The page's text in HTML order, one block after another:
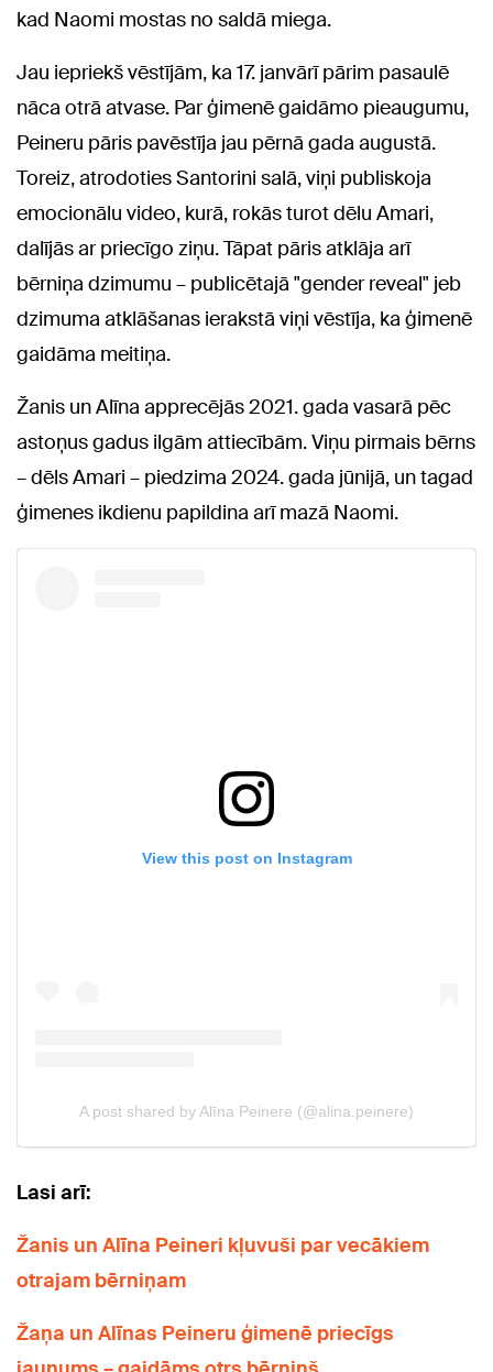
kad Naomi mostas no saldā miega.
Jau iepriekš vēstījām, ka 17. janvārī pārim pasaulē
nāca otrā atvase. Par ģimenē gaidāmo pieaugumu,
Peineru pāris pavēstīja jau pērnā gada augustā.
Toreiz, atrodoties Santorini salā, viņi publiskoja
emocionālu video, kurā, rokās turot dēlu Amari,
dalījās ar priecīgo ziņu. Tāpat pāris atklāja arī
bērniņa dzimumu – publicētajā "gender reveal" jeb
dzimuma atklāšanas ierakstā viņi vēstīja, ka ģimenē
gaidāma meitiņa.
Žanis un Alīna apprecējās 2021. gada vasarā pēc
astoņus gadus ilgām attiecībām. Viņu pirmais bērns
– dēls Amari – piedzima 2024. gada jūnijā, un tagad
ģimenes ikdienu papildina arī mazā Naomi.
Lasi arī:
Žanis un Alīna Peineri kļuvuši par vecākiem
otrajam bērniņam
Žaņa un Alīnas Peineru ģimenē priecīgs